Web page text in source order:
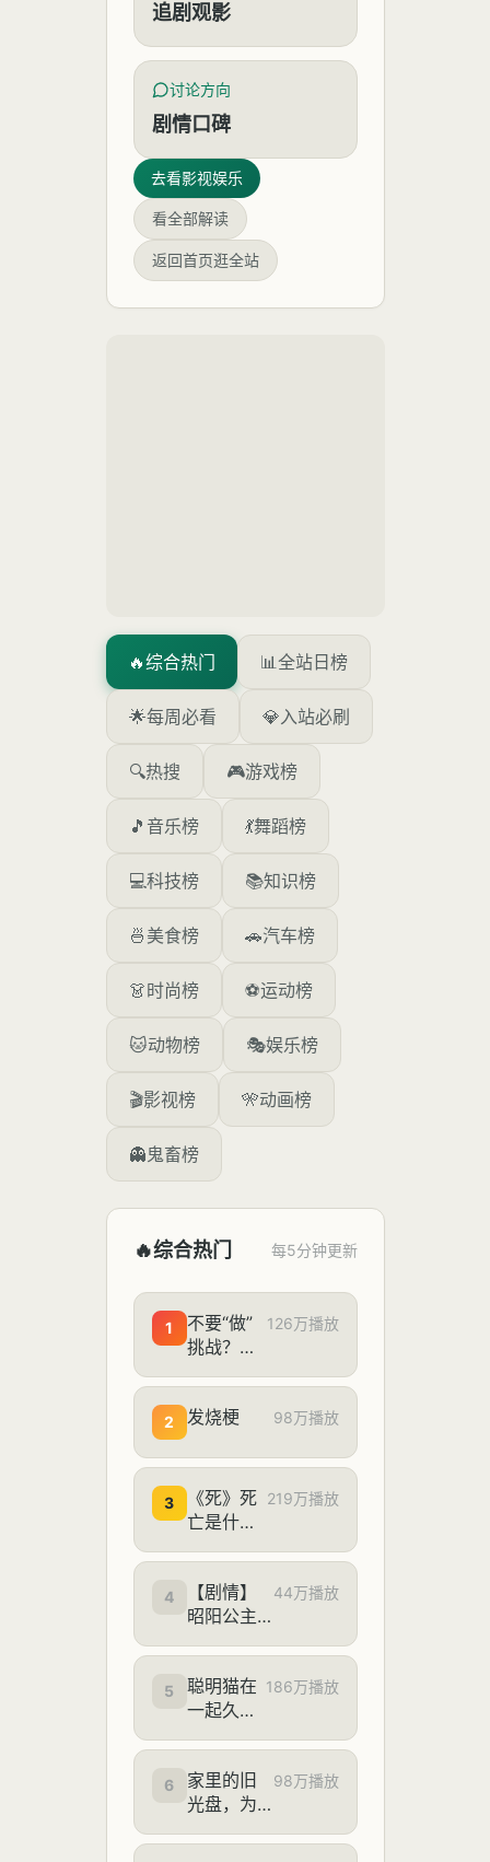
追剧观影
讨论方向
剧情口碑
去看影视娱乐
看全部解读
返回首页逛全站
🔥综合热门 📊全站日榜
🌟每周必看 💎入站必刷
🔍热搜 🎮游戏榜
🎵 音乐榜 💃舞蹈榜
💻科技榜 📚知识榜
🍜 美食榜 🚗汽车榜
👗时尚榜 ⚽运动榜
🐱动物榜 🎭娱乐榜
🎬影视榜 🎌动画榜
👻鬼畜榜
🔥综合热门 每5分钟更新
1
不要“做”
挑战？
126万播放
2 发烧梗 98万播放
3
《死》死
亡是什
219万播放
4
【剧情】
昭阳公主
儿/李宏
毅】（按
姓氏笔画
44万播放
5
聪明猫在
一起久了
点……
186万播放
6
家里的旧
光盘，为
98万播放